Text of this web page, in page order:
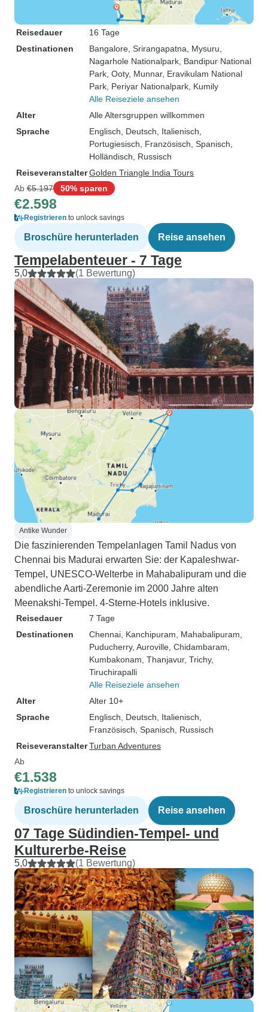
Reisedauer
16 Tage
Destinationen
Bangalore , Srirangapatna , Mysuru
Nagarhole Nationalpark , Bandipur National
Park , Ooty, Munnar, Eravikulam National
Park , Periyar Nationalpark , Kumily
Alle Reiseziele ansehen
Alter
Alle Altersgruppen willkommen
Sprache
Englisch, Deutsch, Italienisch,
Portugiesisch, Französisch, Spanisch,
Holländisch, Russisch
ReiseveranstalterGolden Triangle India Tours
Ab €5.197 50% sparen
€2.598
Registrieren to unlock savings
Broschüre herunterladen Reise ansehen
Tempelabenteuer - 7 Tage
5,0 (1 Bewertung)
Antike Wunder
Die faszinierenden Tempelanlagen Tamil Nadus von
Chennai bis Madurai erwarten Sie: der Kapaleshwar-
Tempel, UNESCO-Welterbe in Mahabalipuram und die
abendliche Aarti-Zeremonie im 2000 Jahre alten
Meenakshi-Tempel. 4-Sterne-Hotels inklusive.
Reisedauer
7 Tage
Destinationen
Chennai , Kanchipuram , Mahabalipuram
Puducherry, Auroville , Chidambaram
Kumbakonam , Thanjavur, Trichy,
Tiruchirapalli
Alle Reiseziele ansehen
Alter
Alter 10+
Sprache
Englisch, Deutsch, Italienisch,
Französisch, Spanisch, Russisch
ReiseveranstalterTurban Adventures
Ab
€1.538
Registrieren to unlock savings
Broschüre herunterladen Reise ansehen
07 Tage Südindien-Tempel- und
Kulturerbe-Reise
5,0 (1 Bewertung)